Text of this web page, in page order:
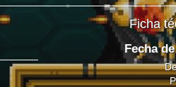
Ficha
Fecha